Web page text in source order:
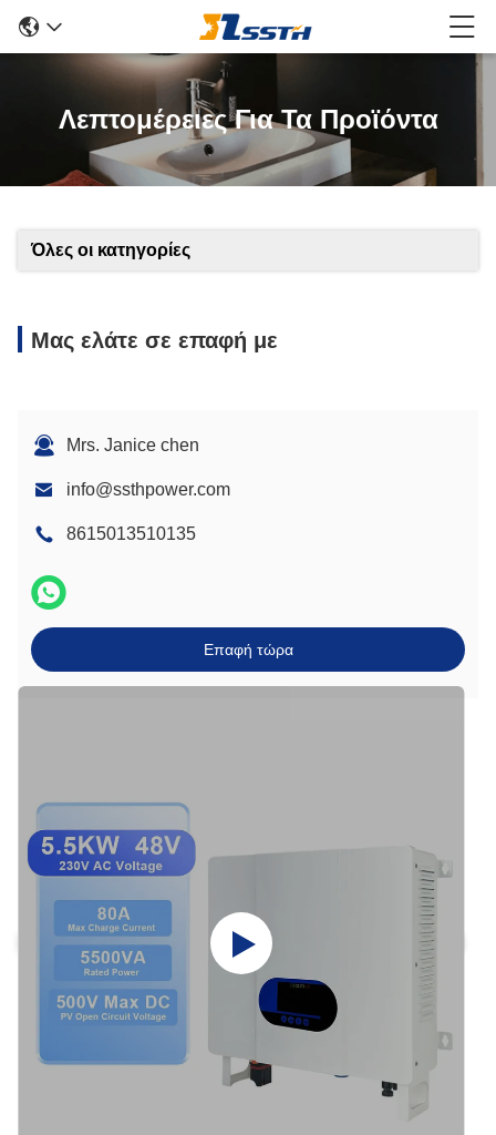
Λεπτομέρειες Για Τα Προϊόντα
Όλες οι κατηγορίες
Μας ελάτε σε επαφή με
Mrs. Janice chen
info@ssthpower.com
8615013510135
Επαφή τώρα